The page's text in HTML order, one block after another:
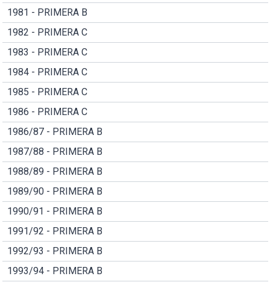
1981 - PRIMERA B
1982 - PRIMERA C
1983 - PRIMERA C
1984 - PRIMERA C
1985 - PRIMERA C
1986 - PRIMERA C
1986/87 - PRIMERA B
1987/88 - PRIMERA B
1988/89 - PRIMERA B
1989/90 - PRIMERA B
1990/91 - PRIMERA B
1991/92 - PRIMERA B
1992/93 - PRIMERA B
1993/94 - PRIMERA B